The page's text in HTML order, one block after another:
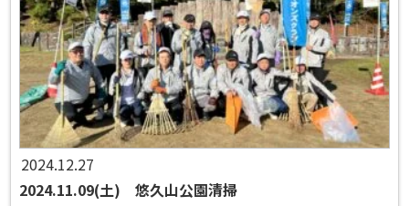
2024.12.27
2024.11.09(土) 悠久山公園清掃